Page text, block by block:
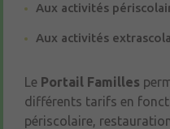
Aux activités
Aux activités
Le Portail Familles
différents tarifs en
périscolaire,